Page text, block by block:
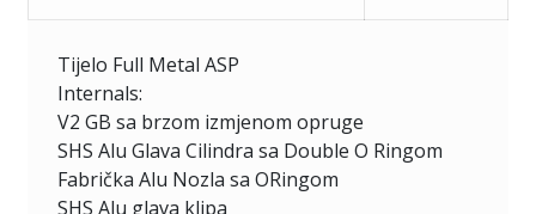
Tijelo Full Metal ASP
Internals:
V2 GB sa brzom izmjenom opruge
SHS Alu Glava Cilindra sa Double O Ringom
Fabrička Alu Nozla sa ORingom
SHS Alu glava klipa